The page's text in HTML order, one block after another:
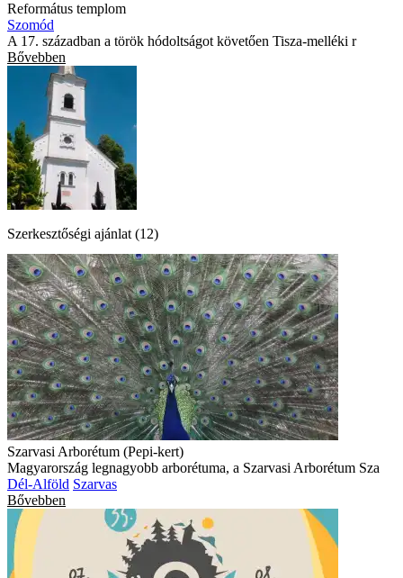
Református templom
Szomód
A 17. században a török hódoltságot követően Tisza-melléki r
Bővebben
Szerkesztőségi ajánlat (12)
Szarvasi Arborétum (Pepi-kert)
Magyarország legnagyobb arborétuma, a Szarvasi Arborétum Sza
Dél-Alföld Szarvas
Bővebben